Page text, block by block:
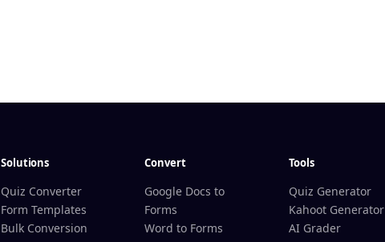
Solutions
Quiz Converter
Form Templates
Bulk Conversion
Convert
Google Docs to
Forms
Word to Forms
Tools
Quiz Generator
Kahoot Generator
AI Grader